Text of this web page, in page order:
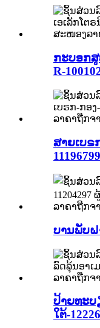
ກະບອກ
R-
ສາຍເບຣ
11196799
ບານພັບຝ
ປ້າຍທະບ
ໃຕ້-